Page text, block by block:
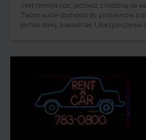
Jest ciemna noc, jedziesz z rodziną na
Twoim aucie dochodzi do problemów z
jechać dalej, a wokół las. Ubezpieczenie